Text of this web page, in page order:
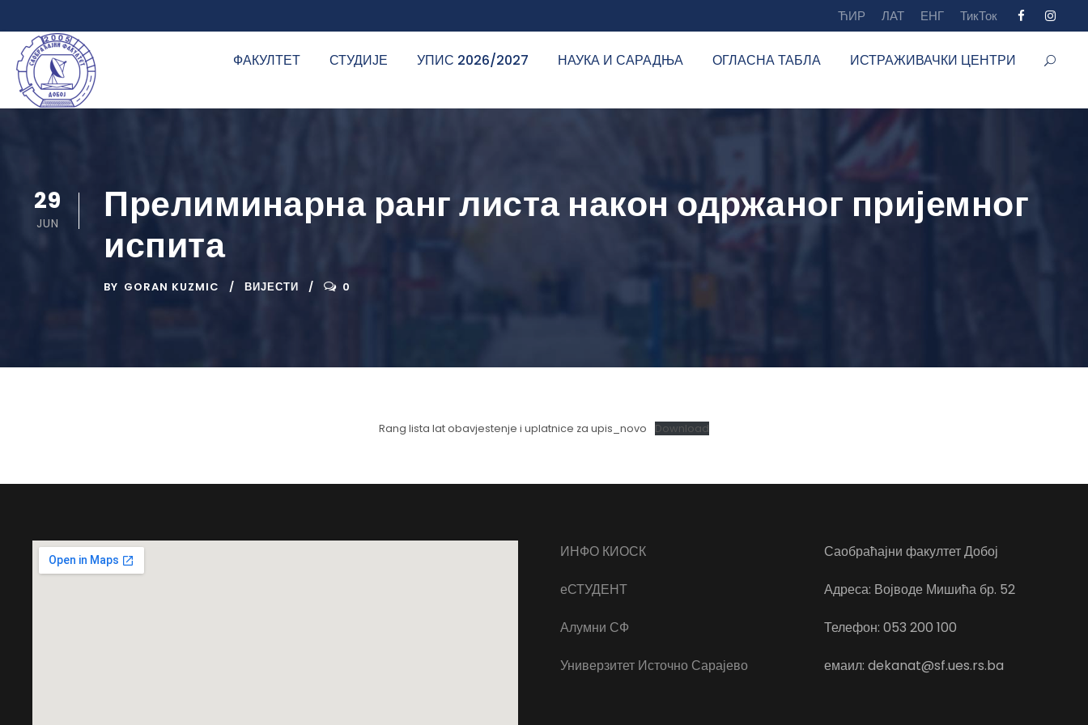
ЋИР ЛАТ ЕНГ ТикТок
ФАКУЛТЕТ СТУДИЈЕ УПИС 2026/2027 НАУКА И САРАДЊА ОГЛАСНА ТАБЛА ИСТРАЖИВАЧКИ ЦЕНТРИ
29
JUN
Прелиминарна ранг листа након одржаног пријемног
испита
BY GORAN KUZMIC ВИЈЕСТИ 0
Rang lista lat obavjestenje i uplatnice za upis_novo Download
ИНФО КИОСК
еСТУДЕНТ
Алумни СФ
Универзитет Источно Сарајево
Саобраћајни факултет Добој
Адреса: Војводе Мишића бр. 52
Телефон: 053 200 100
емаил: dekanat@sf.ues.rs.ba